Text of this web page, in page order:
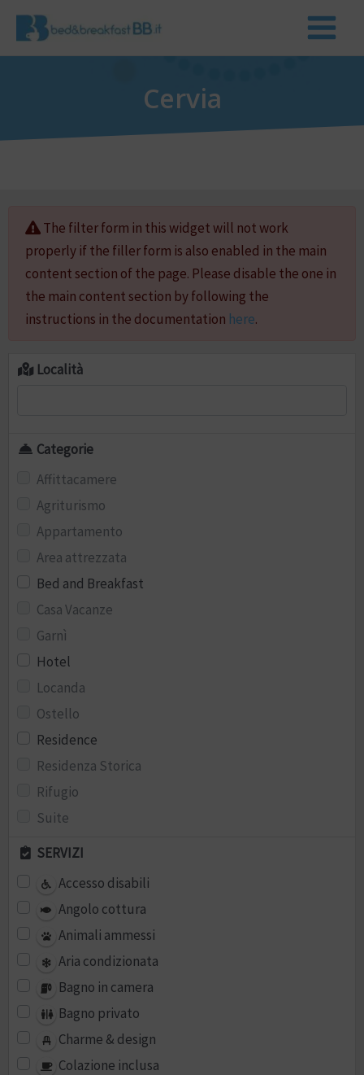
Cervia
The filter form in this widget will not work
properly if the filler form is also enabled in the main
content section of the page. Please disable the one in
the main content section by following the
instructions in the documentation here.
Località
Categorie
Affittacamere
Agriturismo
Appartamento
Area attrezzata
Bed and Breakfast
Casa Vacanze
Garnì
Hotel
Locanda
Ostello
Residence
Residenza Storica
Rifugio
Suite
SERVIZI
Accesso disabili
Angolo cottura
Animali ammessi
Aria condizionata
Bagno in camera
Bagno privato
Charme & design
Colazione inclusa